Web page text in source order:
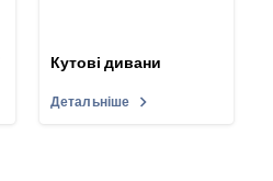
Кутові дивани
Детальніше